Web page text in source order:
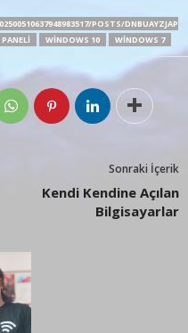
POSTS/DNBUAYZJAP
PANELI WINDOWS 10 WINDOWS 7
Sonraki İçerik
Kendi Kendine Açılan
Bilgisayarlar